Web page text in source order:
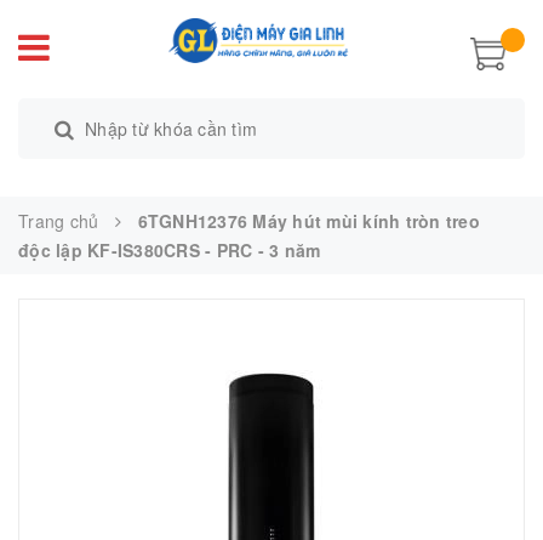
Trang chủ
6TGNH12376 Máy hút mùi kính tròn treo
độc lập KF-IS380CRS - PRC - 3 năm